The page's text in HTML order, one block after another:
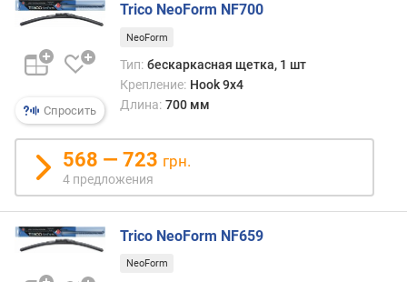
Спросить
Trico NeoForm NF700
NeoForm
Тип: бескаркасная щетка, 1 шт
Крепление: Hook 9x4
Длина: 700 мм
568 — 723 грн.
4 предложения
Trico NeoForm NF659
NeoForm